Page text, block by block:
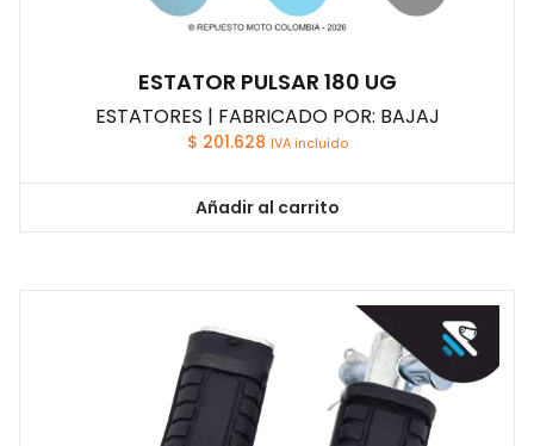
ESTATOR PULSAR 180 UG
ESTATORES | FABRICADO POR: BAJAJ
$ 201.628 IVA incluido
Añadir al carrito